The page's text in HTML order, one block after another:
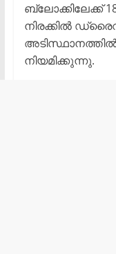
ബ്ലോക്കിലേക്ക്
നിരക്കില്‍
അടിസ്ഥാനത്തില്‍
നിയമിക്കുന്നു.